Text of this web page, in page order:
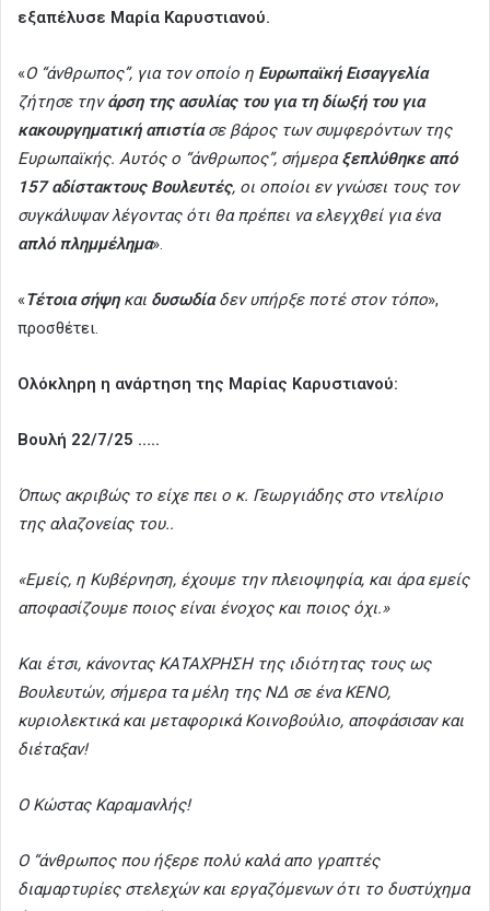
εξαπέλυσε Μαρία Καρυστιανού.
«Ο “άνθρωπος”, για τον οποίο η Ευρωπαϊκή Εισαγγελία
ζήτησε τηνάρση της ασυλίας του για τη δίωξή του για
κακουργηματική απιστίασε βάρος των συμφερόντων της
Ευρωπαϊκής. Αυτός ο “άνθρωπος”, σήμεραξεπλύθηκε από
157 αδίστακτους Βουλευτές, οι οποίοι εν γνώσει τους τον
συγκάλυψαν λέγοντας ότι θα πρέπει να ελεγχθεί για ένα
απλό πλημμέλημα».
«Τέτοια σήψηκαι δυσωδίαδεν υπήρξε ποτέ στον τόπο»,
προσθέτει.
Ολόκληρη η ανάρτηση της Μαρίας Καρυστιανού:
Βουλή 22/7/25 …..
Όπως ακριβώς το είχε πει ο κ. Γεωργιάδης στο ντελίριο
της αλαζονείας του..
«Εμείς, η Κυβέρνηση, έχουμε την πλειοψηφία, και άρα εμείς
αποφασίζουμε ποιος είναι ένοχος και ποιος όχι.»
Και έτσι, κάνοντας ΚΑΤΑΧΡΗΣΗ της ιδιότητας τους ως
Βουλευτών, σήμερα τα μέλη της ΝΔ σε ένα ΚΕΝΟ,
κυριολεκτικά και μεταφορικά Κοινοβούλιο, αποφάσισαν και
διέταξαν!
Ο Κώστας Καραμανλής!
Ο “άνθρωπος που ήξερε πολύ καλά απο γραπτές
διαμαρτυρίες στελεχών και εργαζόμενων ότι το δυστύχημα